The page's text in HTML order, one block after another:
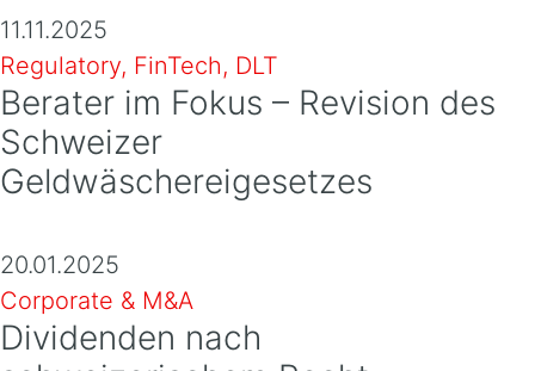
11.11.2025
Regulatory, FinTech, DLT
Berater im Fokus – Revision des
Schweizer
Geldwäschereigesetzes
20.01.2025
Corporate & M&A
Dividenden nach